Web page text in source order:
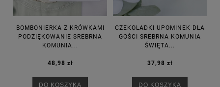
BOMBONIERKA Z KRÓWKAMI
PODZIĘKOWANIE SREBRNA
KOMUNIA...
48,98 zł
DO KOSZYKA
CZEKOLADKI UPOMINEK DLA
GOŚCI SREBRNA KOMUNIA
ŚWIĘTA...
37,98 zł
DO KOSZYKA